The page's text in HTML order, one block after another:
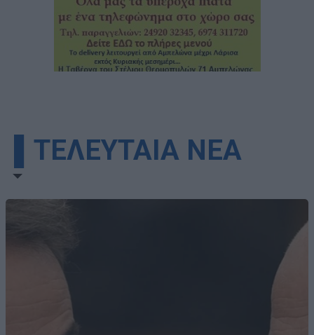
▌ΤΕΛΕΥΤΑΙΑ ΝΕΑ